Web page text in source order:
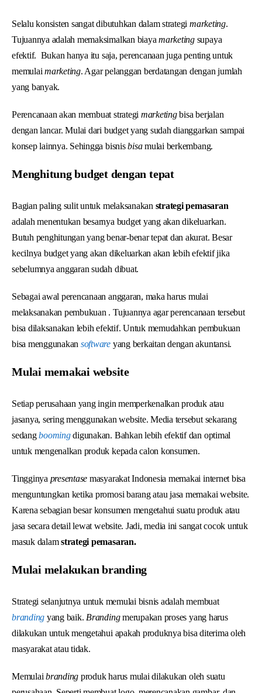
Selalu konsisten sangat dibutuhkan dalam strategi marketing.
Tujuannya adalah memaksimalkan biayamarketingsupaya
efektif. Bukan hanya itu saja, perencanaan juga penting untuk
memulaimarketing. Agar pelanggan berdatangan dengan jumlah
yang banyak.
Perencanaan akan membuat strategi marketingbisa berjalan
dengan lancar. Mulai dari budget yang sudah dianggarkan sampai
konsep lainnya. Sehingga bisnisbisamulai berkembang.
Menghitung budget dengan tepat
Bagian paling sulit untuk melaksanakan strategi pemasaran
adalah menentukan besarnya budget yang akan dikeluarkan.
Butuh penghitungan yang benar-benar tepat dan akurat. Besar
kecilnya budget yang akan dikeluarkan akan lebih efektif jika
sebelumnya anggaran sudah dibuat.
Sebagai awal perencanaan anggaran, maka harus mulai
melaksanakan pembukuan . Tujuannya agar perencanaan tersebut
bisa dilaksanakan lebih efektif. Untuk memudahkan pembukuan
bisa menggunakan software yang berkaitan dengan akuntansi.
Mulai memakai website
Setiap perusahaan yang ingin memperkenalkan produk atau
jasanya, sering menggunakan website. Media tersebut sekarang
sedangboomingdigunakan. Bahkan lebih efektif dan optimal
untuk mengenalkan produk kepada calon konsumen.
Tingginya presentase masyarakat Indonesia memakai internet bisa
menguntungkan ketika promosi barang atau jasa memakai website.
Karena sebagian besar konsumen mengetahui suatu produk atau
jasa secara detail lewat website. Jadi, media ini sangat cocok untuk
masuk dalamstrategi pemasaran.
Mulai melakukan branding
Strategi selanjutnya untuk memulai bisnis adalah membuat
branding yang baik. Brandingmerupakan proses yang harus
dilakukan untuk mengetahui apakah produknya bisa diterima oleh
masyarakat atau tidak.
Memulaibranding produk harus mulai dilakukan oleh suatu